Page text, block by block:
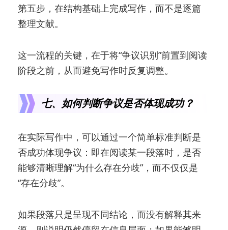
第五步，在结构基础上完成写作，而不是逐篇
整理文献。
这一流程的关键，在于将“争议识别”前置到阅读
阶段之前，从而避免写作时反复调整。
七、如何判断争议是否体现成功？
在实际写作中，可以通过一个简单标准判断是
否成功体现争议：即在阅读某一段落时，是否
能够清晰理解“为什么存在分歧”，而不仅仅是
“存在分歧”。
如果段落只是呈现不同结论，而没有解释其来